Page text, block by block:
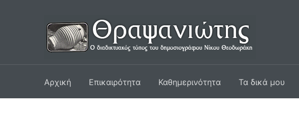
Αρχική Επικαιρότητα Καθημερινότητα Τα δικά μου